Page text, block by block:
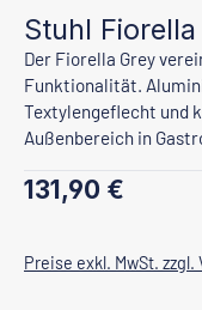
Stuhl
Der Fiorella Grey
Funktionalität.
Textylengeflecht und
Außenbereich in
Regulärer Preis:
131,90 €
Preise exkl. MwSt. zzgl.